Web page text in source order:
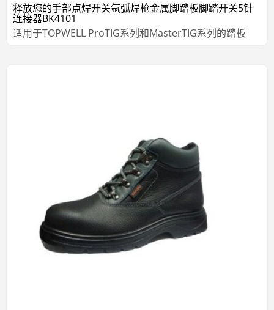
释放您的手部点焊开关氩弧焊枪金属脚踏板脚踏开关5针
连接器BK4101
适用于TOPWELL ProTIG系列和MasterTIG系列的踏板